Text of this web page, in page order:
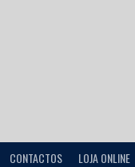
CONTACTOS LOJA ONLINE